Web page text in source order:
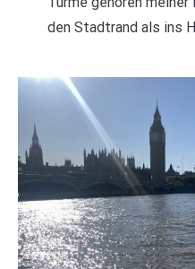
den Stadtrand als ins